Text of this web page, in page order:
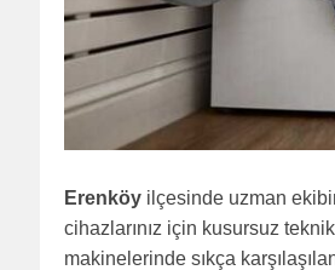
Erenköy ilçesinde uzman
cihazlarınız için kusursuz
makinelerinde sıkça